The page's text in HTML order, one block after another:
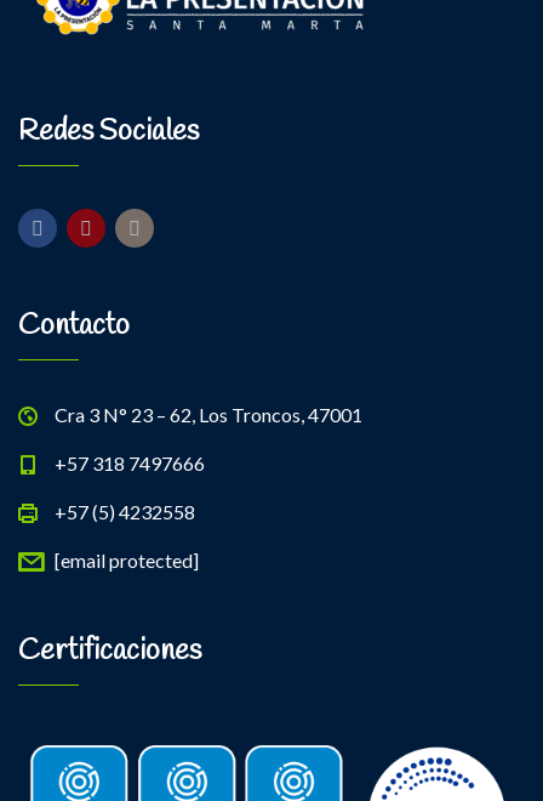
Redes Sociales
Contacto
Cra 3 N° 23 – 62, Los Troncos, 47001
+57 318 7497666
+57 (5) 4232558
[email protected]
Certificaciones